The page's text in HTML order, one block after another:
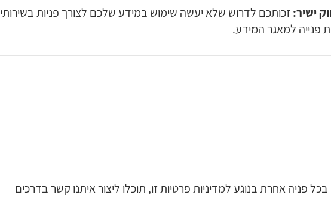
ישיר:זכותכם לדרוש שלא יעשה שימוש במידע שלכם לצורך פניות בשירותי
פנייה למאגר המידע.
פניה אחרת בנוגע למדיניות פרטיות זו, תוכלו ליצור איתנו קשר בדרכים